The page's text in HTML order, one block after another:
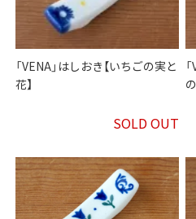
「VENA」はしおき【いちごの実と
花】
SOLD OUT